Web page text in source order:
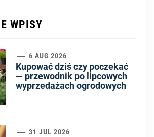
WPISY
6 AUG 2026
Kupować dziś czy poczekać
— przewodnik po lipcowych
wyprzedażach ogrodowych
31 JUL 2026